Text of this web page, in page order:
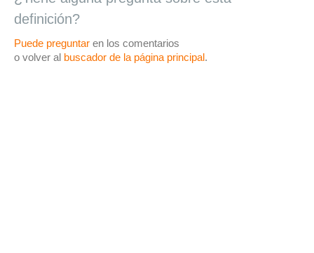
definición?
Puede preguntar en los comentarios
o volver al buscador de la página principal.